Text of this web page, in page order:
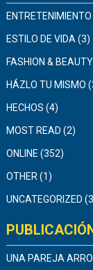
ENTRETENIMIENTO
ESTILO DE VIDA(3)
FASHION & BEAUTY
HÁZLO TU MISMO
HECHOS (4)
MOST READ (2)
ONLINE (352)
OTHER(1)
UNCATEGORIZED
UNA PAREJA